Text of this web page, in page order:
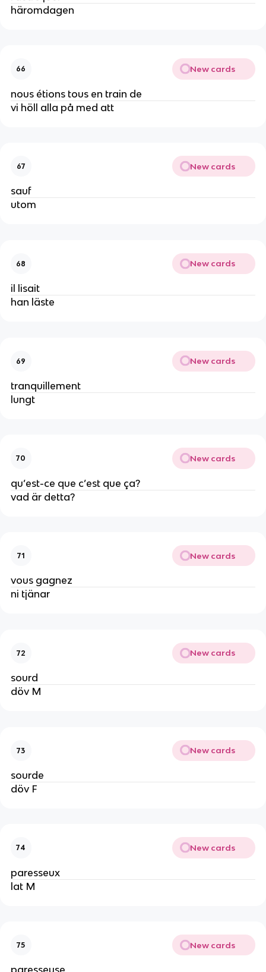
häromdagen
66 New cards
nous étions tous en train de
vi höll alla på med att
67 New cards
sauf
utom
68 New cards
il lisait
han läste
69 New cards
tranquillement
lungt
70 New cards
qu’est-ce que c’est que ça?
vad är detta?
71 New cards
vous gagnez
ni tjänar
72 New cards
sourd
döv M
73 New cards
sourde
döv F
74 New cards
paresseux
lat M
75 New cards